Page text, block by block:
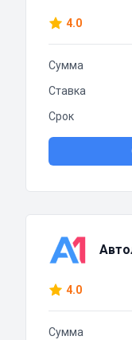
4.0
Сумма
Ставка
Срок
4.0
Сумма